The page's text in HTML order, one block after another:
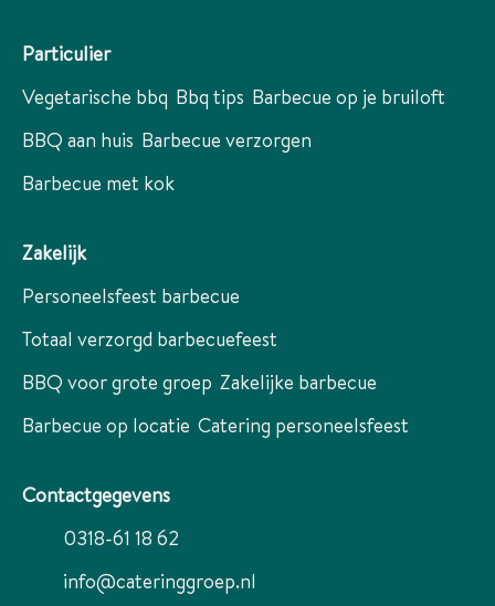
Particulier
Vegetarische bbq Bbq tips Barbecue op je bruiloft
BBQ aan huis Barbecue verzorgen
Barbecue met kok
Zakelijk
Personeelsfeest barbecue
Totaal verzorgd barbecuefeest
BBQ voor grote groep Zakelijke barbecue
Barbecue op locatie Catering personeelsfeest
Contactgegevens
0318-61 18 62
info@cateringgroep.nl